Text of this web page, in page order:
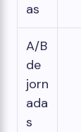
as
A/B
de
jorn
ada
s